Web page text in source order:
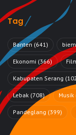
Tag
Banten (641) biem
Ekonomi (366)
Kabupaten Serang
Lebak (708) Musik
Pandeglang (399)